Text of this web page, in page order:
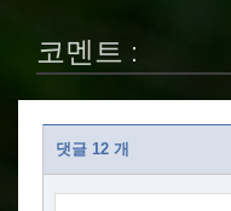
코멘트 :
댓글 12 개